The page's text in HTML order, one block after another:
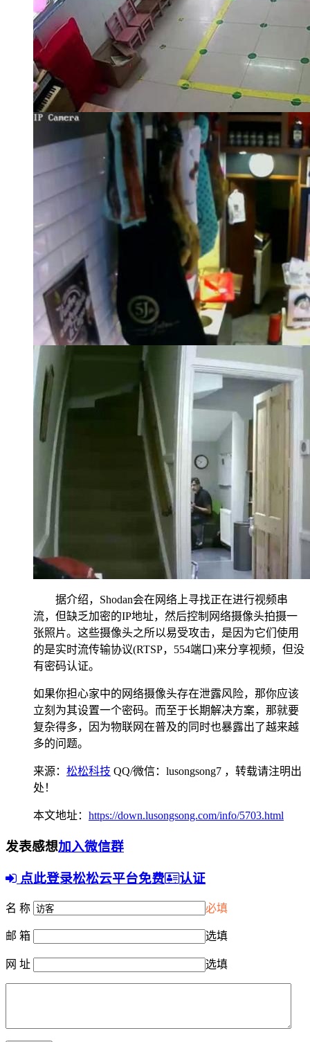
据介绍，Shodan会在网络上寻找正在进行视频串
流，但缺乏加密的IP地址，然后控制网络摄像头拍摄一
张照片。这些摄像头之所以易受攻击，是因为它们使用
的是实时流传输协议(RTSP，554端口)来分享视频，但没
有密码认证。
如果你担心家中的网络摄像头存在泄露风险，那你应该
立刻为其设置一个密码。而至于长期解决方案，那就要
复杂得多，因为物联网在普及的同时也暴露出了越来越
多的问题。
来源： 松松科技 QQ/微信：lusongsong7 ，转载请注明出
处！
本文地址： https://down.lusongsong.com/info/5703.html
发表感想加入微信群
点此登录松松云平台免费 认证
名 称 必填
邮 箱 选填
网 址 选填